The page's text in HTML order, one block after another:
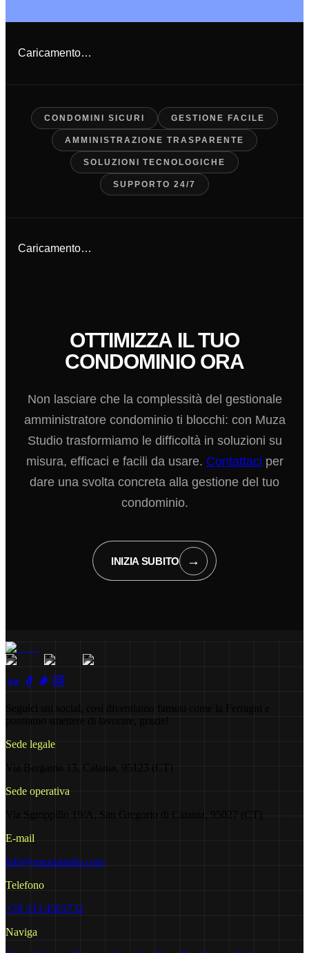
Caricamento…
CONDOMINI SICURI GESTIONE FACILE
AMMINISTRAZIONE TRASPARENTE
SOLUZIONI TECNOLOGICHE
SUPPORTO 24/7
Caricamento…
OTTIMIZZA IL TUO
CONDOMINIO ORA
Non lasciare che la complessità del gestionale
amministratore condominio ti blocchi: con Muza
Studio trasformiamo le difficoltà in soluzioni su
misura, efficaci e facili da usare. Contattaci per
dare una svolta concreta alla gestione del tuo
condominio.
INIZIA SUBITO →
possiamo smettere di lavorare, grazie!
Sede legale
Via Bergamo 13, Catania, 95123 (CT)
Sede operativa
Via Sgroppillo 19/A, San Gregorio di Catania, 95027 (CT)
E-mail
info@muzastudio.com
Telefono
+39 333 4503732
Naviga